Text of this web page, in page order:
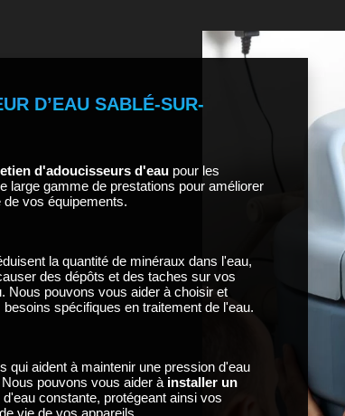
D’EAU SABLÉ-SUR-
d'adoucisseurs d'eau pour les
large gamme de prestations pour améliorer
de vos équipements.
la quantité de minéraux dans l'eau,
des dépôts et des taches sur vos
Nous pouvons vous aider à choisir et
spécifiques en traitement de l'eau.
qui aident à maintenir une pression d'eau
pouvons vous aider à installer un
constante, protégeant ainsi vos
vie de vos appareils.